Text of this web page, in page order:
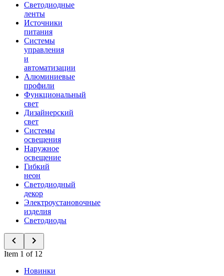
Светодиодные
ленты
Источники
питания
Системы
управления
и
автоматизации
Алюминиевые
профили
Функциональный
свет
Дизайнерский
свет
Системы
освещения
Наружное
освещение
Гибкий
неон
Светодиодный
декор
Электроустановочные
изделия
Светодиоды
Item 1 of 12
Новинки